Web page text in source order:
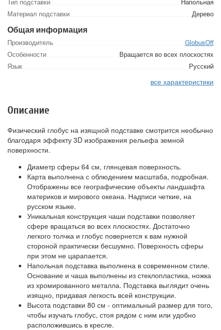
Материал подставки
Дерево
Общая информация
Производитель
GlobusOff
Особенности
Вращается во всех плоскостях
Язык
Русский
все характеристики
Описание
Физический глобус на изящной подставке смотрится необычно
благодаря эффекту 3D изображения рельефа земной
поверхности.
Диаметр сферы 64 см, глянцевая поверхность.
Карта выполнена с облюдением масштаба, подробная.
Отображены все географические объекты ландшафта
материков и мирового океана. Надписи четкие, на
русском языке.
Уникальная конструкция чаши подставки позволяет
сфере вращаться во всех плоскостях. Достаточно
легкого толчка и глобус повернется к вам нужной
стороной практически бесшумно. Поверхность сферы
при этом не царапается.
Напольная подставка выполнена в современном стиле.
Основание и чаша выполнены из стеклопластика, ножка
из хромированного металла. Подставка выглядит очень
изящно, придавая легкость всей конструкции.
Высота подставки 80 см - оптимальный размер для того,
чтобы изучать глобус, стоя рядом с ним или удобно
расположившись в кресле.